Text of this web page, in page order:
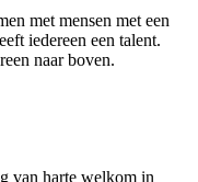
met mensen met een
iedereen een talent.
naar boven.
van harte welkom in